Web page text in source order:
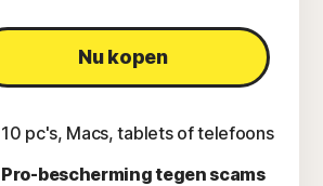
Nu kopen
10 pc's, Macs, tablets of telefoons
Pro-bescherming tegen scams